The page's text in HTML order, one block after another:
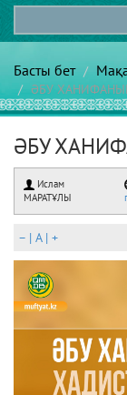
Басты бет
ӘБУ
ӘБУ
Ислам
МАРАТҰЛЫ
– | A| +